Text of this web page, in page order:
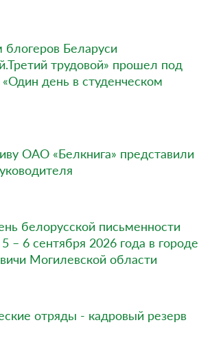
Беларуси
трудовой» прошел под
день в студенческом
ОАО «Белкнига» представили
белорусской письменности
– 6 сентября 2026 года в городе
Могилевской области
отряды - кадровый резерв